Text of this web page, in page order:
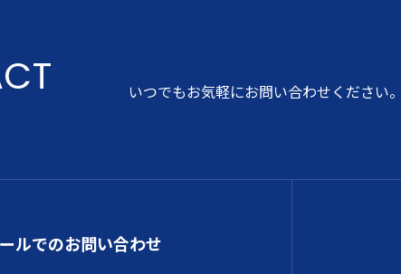
いつでもお気軽にお問い合わせください。
ルでのお問い合わせ